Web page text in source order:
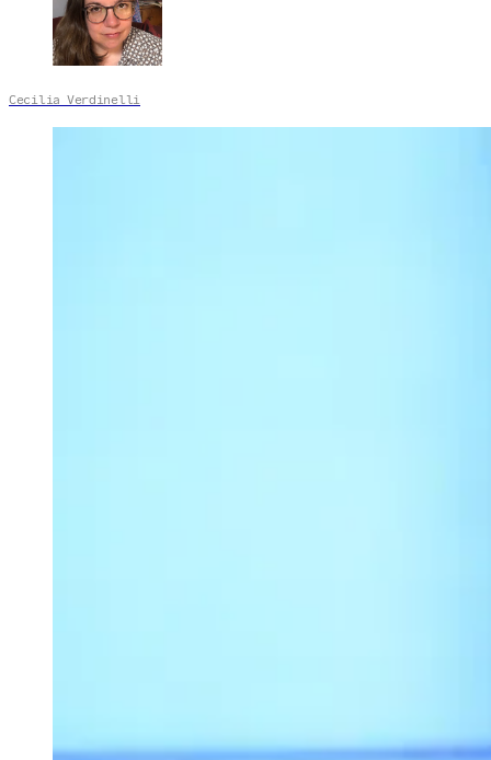
Cecilia Verdinelli